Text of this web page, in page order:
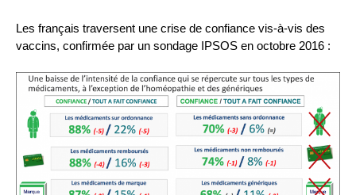
Les français traversent une crise de confiance vis-à-vis des
vaccins, confirmée par un sondage IPSOS en octobre 2016 :